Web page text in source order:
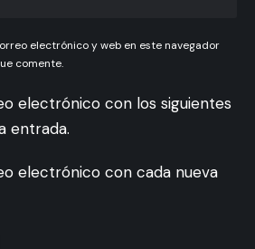
electrónico y web en este navegador
comente.
electrónico con los siguientes
entrada.
electrónico con cada nueva